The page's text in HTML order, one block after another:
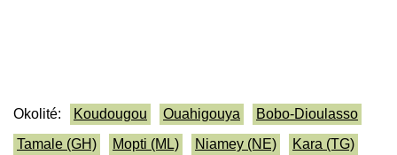
Okolité: Koudougou Ouahigouya
Bobo-Dioulasso
Tamale (GH)
Mopti (ML) Niamey (NE)
Kara (TG)